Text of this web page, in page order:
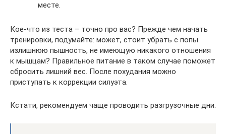
месте.
Кое-что из теста – точно про вас? Прежде чем начать
тренировки, подумайте: может, стоит убрать с попы
излишнюю пышность, не имеющую никакого отношения
к мышцам? Правильное питание в таком случае поможет
сбросить лишний вес. После похудания можно
приступать к коррекции силуэта.
Кстати, рекомендуем чаще проводить разгрузочные дни.